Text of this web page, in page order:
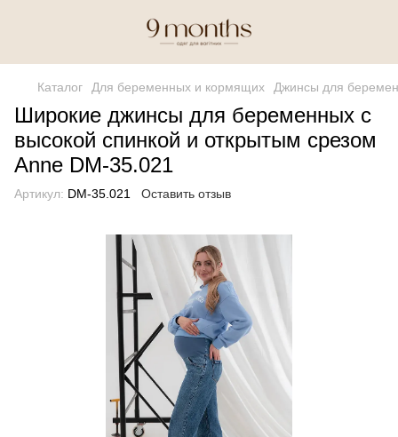
Каталог Для беременных и кормящих Джинсы для
Широкие джинсы для беременных с
высокой спинкой и открытым срезом
Anne DM-35.021
Артикул: DM-35.021 Оставить отзыв